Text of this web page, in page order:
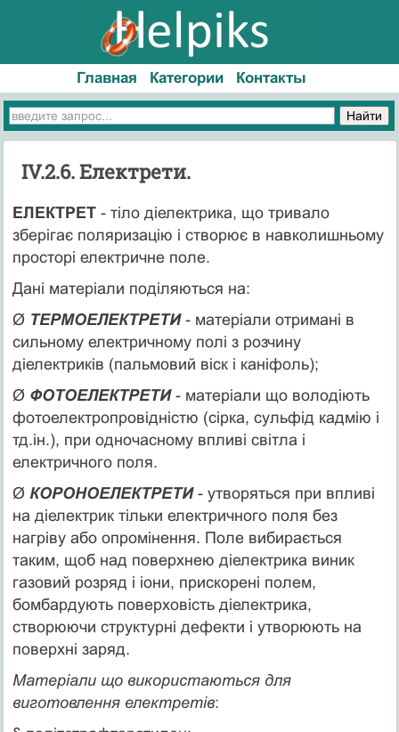
Главная Категории Контакты
IV.2.6. Електрети.
ЕЛЕКТРЕТ- тіло діелектрика, що тривало
зберігає поляризацію і створює в навколишньому
просторі електричне поле.
Дані матеріали поділяються на:
Ø ТЕРМОЕЛЕКТРЕТИ- матеріали отримані в
сильному електричному полі з розчину
діелектриків (пальмовий віск і каніфоль);
Ø ФОТОЕЛЕКТРЕТИ- матеріали що володіють
фотоелектропровідністю (сірка, сульфід кадмію і
тд.ін.), при одночасному впливі світла і
електричного поля.
Ø КОРОНОЕЛЕКТРЕТИ- утворяться при впливі
на діелектрик тільки електричного поля без
нагріву або опромінення. Поле вибирається
таким, щоб над поверхнею діелектрика виник
газовий розряд і іони, прискорені полем,
бомбардують поверховість діелектрика,
створюючи структурні дефекти і утворюють на
поверхні заряд.
Матеріали що використаються для
виготовлення електретів: